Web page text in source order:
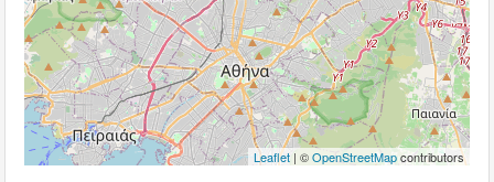
Leaflet | ©OpenStreetMapcontributors